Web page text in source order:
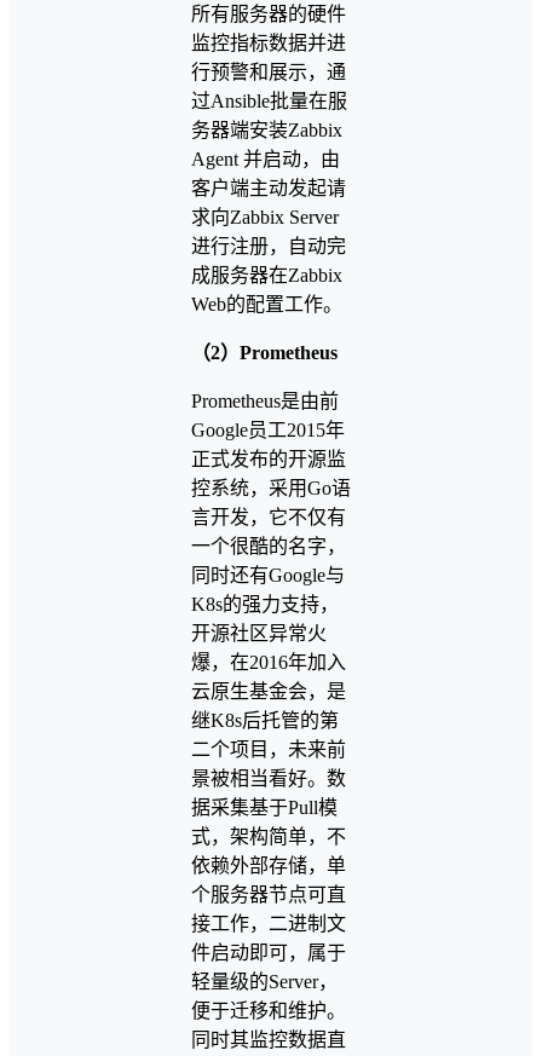
所有服务器的硬件
监控指标数据并进
行预警和展示，通
过Ansible批量在服
务器端安装Zabbix
Agent 并启动，由
客户端主动发起请
求向Zabbix Server
进行注册，自动完
成服务器在Zabbix
Web的配置工作。
（2）Prometheus
Prometheus是由前
Google员工2015年
正式发布的开源监
控系统，采用Go语
言开发，它不仅有
一个很酷的名字，
同时还有Google与
K8s的强力支持，
开源社区异常火
爆，在2016年加入
云原生基金会，是
继K8s后托管的第
二个项目，未来前
景被相当看好。数
据采集基于Pull模
式，架构简单，不
依赖外部存储，单
个服务器节点可直
接工作，二进制文
件启动即可，属于
轻量级的Server，
便于迁移和维护。
同时其监控数据直